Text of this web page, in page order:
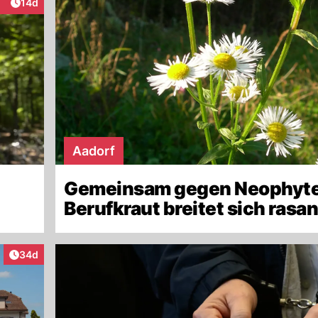
14d
Aadorf
Gemeinsam gegen
Berufkraut breitet sich
Artikel veröffentlicht:
34d